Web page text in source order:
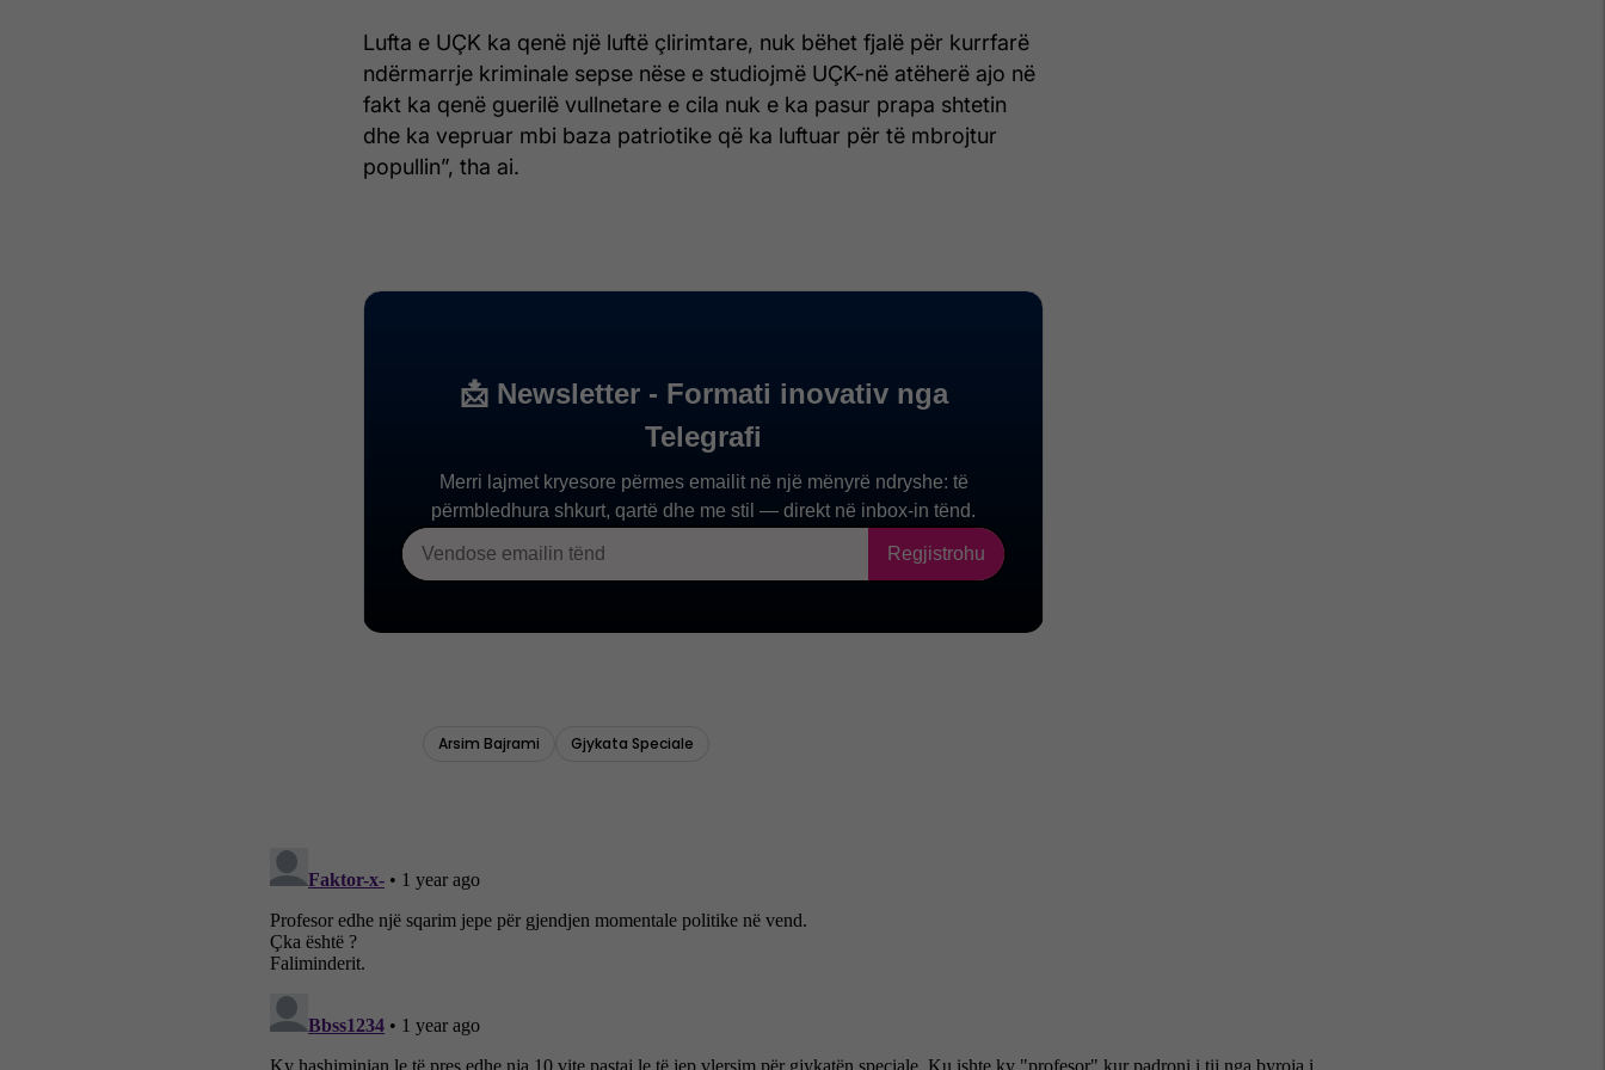
Lufta e UÇK ka qenë një luftë çlirimtare, nuk bëhet fjalë për kurrfarë
ndërmarrje kriminale sepse nëse e studiojmë UÇK-në atëherë ajo në
fakt ka qenë guerilë vullnetare e cila nuk e ka pasur prapa shtetin
dhe ka vepruar mbi baza patriotike që ka luftuar për të mbrojtur
popullin”, tha ai.